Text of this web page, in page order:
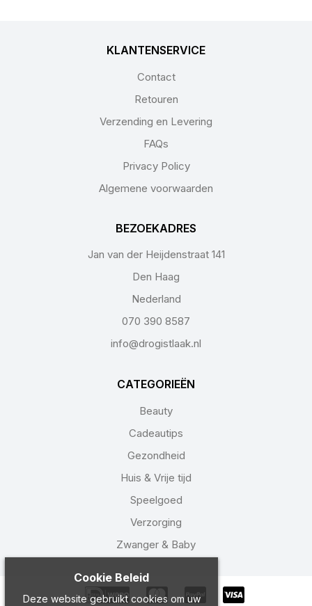
KLANTENSERVICE
Contact
Retouren
Verzending en Levering
FAQs
Privacy Policy
Algemene voorwaarden
BEZOEKADRES
Jan van der Heijdenstraat 141
Den Haag
Nederland
070 390 8587
info@drogistlaak.nl
CATEGORIEËN
Beauty
Cadeautips
Gezondheid
Huis & Vrije tijd
Speelgoed
Verzorging
Zwanger & Baby
Cookie Beleid
Deze website gebruikt cookies om uw